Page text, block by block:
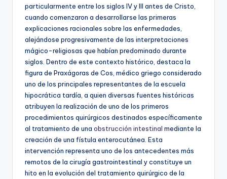
particularmente entre los siglos IV y III antes de Cristo,
cuando comenzaron a desarrollarse las primeras
explicaciones racionales sobre las enfermedades,
alejándose progresivamente de las interpretaciones
mágico-religiosas que habían predominado durante
siglos. Dentro de este contexto histórico, destaca la
figura de Praxágoras de Cos, médico griego considerado
uno de los principales representantes de la escuela
hipocrática tardía, a quien diversas fuentes históricas
atribuyen la realización de uno de los primeros
procedimientos quirúrgicos destinados específicamente
al tratamiento de una obstrucción intestinal mediante la
creación de una fístula enterocutánea. Esta
intervención representa uno de los antecedentes más
remotos de la cirugía gastrointestinal y constituye un
hito en la evolución del tratamiento quirúrgico de la